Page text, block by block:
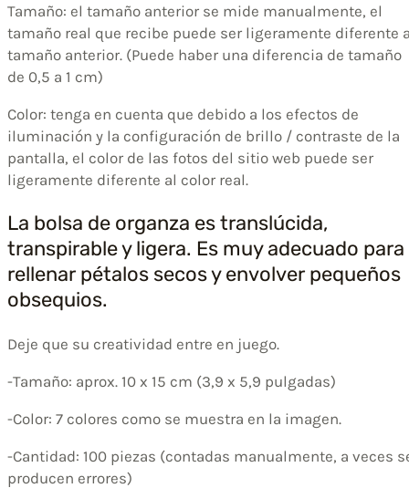
Tamaño: el tamaño anterior se mide manualmente, el
tamaño real que recibe puede ser ligeramente diferente
tamaño anterior. (Puede haber una diferencia de tamaño
de 0,5 a 1 cm)
Color: tenga en cuenta que debido a los efectos de
iluminación y la configuración de brillo / contraste de la
pantalla, el color de las fotos del sitio web puede ser
ligeramente diferente al color real.
La bolsa de organza es translúcida,
transpirable y ligera. Es muy adecuado para
rellenar pétalos secos y envolver pequeños
obsequios.
Deje que su creatividad entre en juego.
-Tamaño: aprox. 10 x 15 cm (3,9 x 5,9 pulgadas)
-Color: 7 colores como se muestra en la imagen.
-Cantidad: 100 piezas (contadas manualmente, a veces
producen errores)